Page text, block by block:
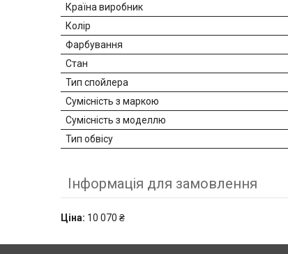
Країна виробник
Колір
Фарбування
Стан
Тип спойлера
Сумісність з маркою
Сумісність з моделлю
Тип обвісу
Інформація для замовлення
Ціна: 10 070 ₴